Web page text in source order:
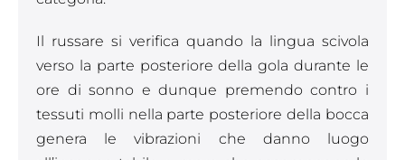
Il russare si verifica quando la lingua scivola
verso la parte posteriore della gola durante le
ore di sonno e dunque premendo contro i
tessuti molli nella parte posteriore della bocca
genera le vibrazioni che danno luogo